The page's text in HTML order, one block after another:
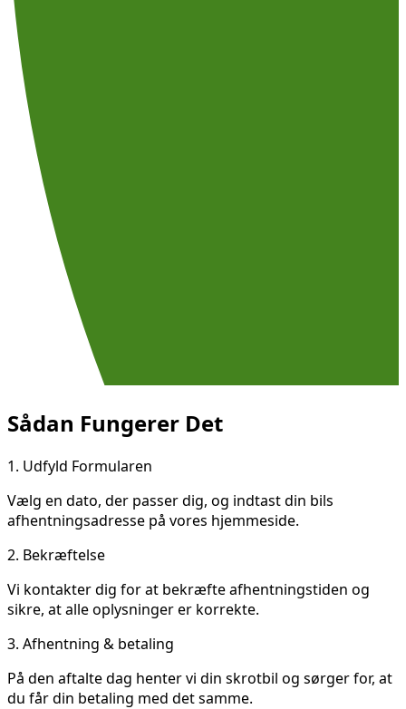
Sådan Fungerer Det
1. Udfyld Formularen
Vælg en dato, der passer dig, og indtast din bils
afhentningsadresse på vores hjemmeside.
2. Bekræftelse
Vi kontakter dig for at bekræfte afhentningstiden og
sikre, at alle oplysninger er korrekte.
3. Afhentning & betaling
På den aftalte dag henter vi din skrotbil og sørger for, at
du får din betaling med det samme.